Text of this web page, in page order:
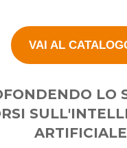
VAI AL
LO
ARTIFICIALE